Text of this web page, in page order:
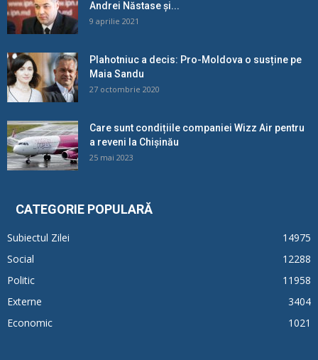
Andrei Năstase și...
9 aprilie 2021
Plahotniuc a decis: Pro-Moldova o susține pe
Maia Sandu
27 octombrie 2020
Care sunt condițiile companiei Wizz Air pentru
a reveni la Chișinău
25 mai 2023
CATEGORIE POPULARĂ
Subiectul Zilei
14975
Social
12288
Politic
11958
Externe
3404
Economic
1021